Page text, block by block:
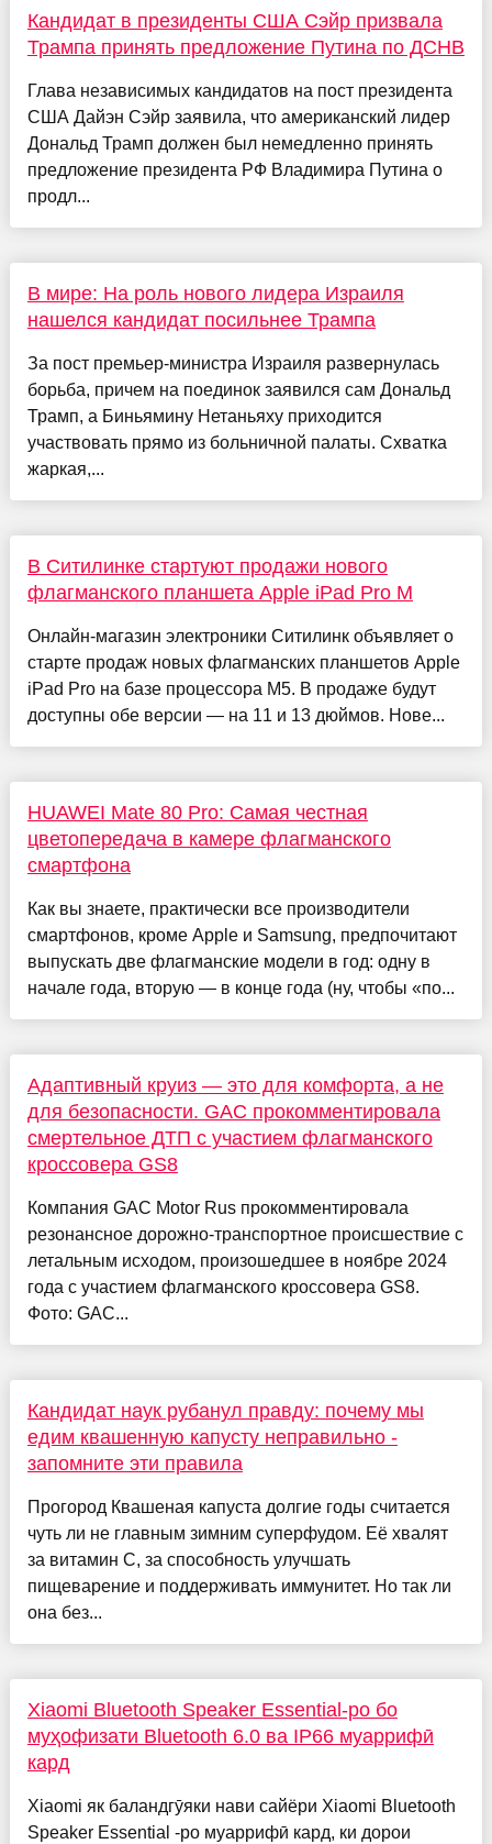
Кандидат в президенты США Сэйр призвала
Трампа принять предложение Путина по ДСНВ
Глава независимых кандидатов на пост президента
США Дайэн Сэйр заявила, что американский лидер
Дональд Трамп должен был немедленно принять
предложение президента РФ Владимира Путина о
продл...
В мире: На роль нового лидера Израиля
нашелся кандидат посильнее Трампа
За пост премьер-министра Израиля развернулась
борьба, причем на поединок заявился сам Дональд
Трамп, а Биньямину Нетаньяху приходится
участвовать прямо из больничной палаты. Схватка
жаркая,...
В Ситилинке стартуют продажи нового
флагманского планшета Apple iPad Pro M
Онлайн-магазин электроники Ситилинк объявляет о
старте продаж новых флагманских планшетов Apple
iPad Pro на базе процессора М5. В продаже будут
доступны обе версии — на 11 и 13 дюймов. Нове...
HUAWEI Mate 80 Pro: Самая честная
цветопередача в камере флагманского
смартфона
Как вы знаете, практически все производители
смартфонов, кроме Apple и Samsung, предпочитают
выпускать две флагманские модели в год: одну в
начале года, вторую — в конце года (ну, чтобы «по...
Адаптивный круиз — это для комфорта, а не
для безопасности. GAC прокомментировала
смертельное ДТП с участием флагманского
кроссовера GS8
Компания GAC Motor Rus прокомментировала
резонансное дорожно-транспортное происшествие с
летальным исходом, произошедшее в ноябре 2024
года с участием флагманского кроссовера GS8.
Фото: GAC...
Кандидат наук рубанул правду: почему мы
едим квашенную капусту неправильно -
запомните эти правила
Прогород Квашеная капуста долгие годы считается
чуть ли не главным зимним суперфудом. Её хвалят
за витамин C, за способность улучшать
пищеварение и поддерживать иммунитет. Но так ли
она без...
Xiaomi Bluetooth Speaker Essential-ро бо
муҳофизати Bluetooth 6.0 ва IP66 муаррифӣ
кард
Xiaomi як баландгӯяки нави сайёри Xiaomi Bluetooth
Speaker Essential -ро муаррифӣ кард, ки дорои